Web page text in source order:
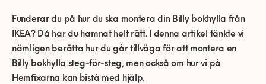
Tvättstuga
speglar
VVS-service
Speglar med el
Strömbrytare, uttag och
termostater
Lös in presentkort
Kundtjänstens öppettider
Hantering av personuppgifter
Om Hemfixarna
Om oss
Privat med lön
0770-220 720
Funderar du på hur du ska montera din Billy bokhylla från
IKEA? Då har du hamnat helt rätt. I denna artikel tänkte vi
nämligen berätta hur du går tillväga för att montera en
Billy bokhylla steg-för-steg, men också om hur vi på
Hemfixarna kan bistå med hjälp.